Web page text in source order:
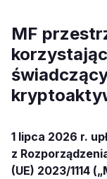
MF
1 lipca 2026 r.
z
(UE) 2023/1114